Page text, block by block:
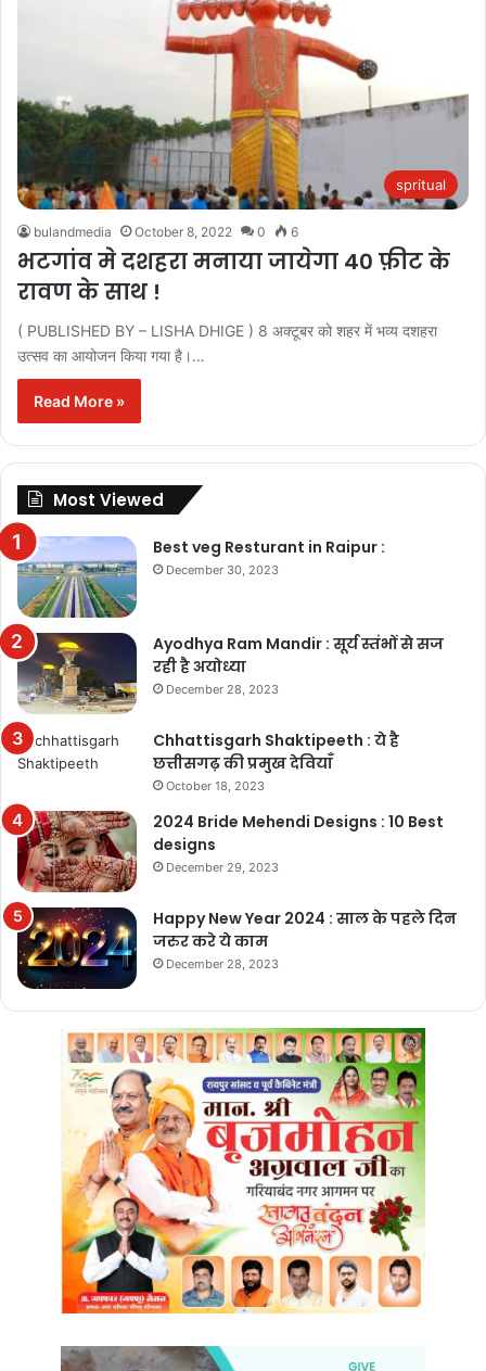
spritual
bulandmedia October 8, 2022 0 6
भटगांव मे दशहरा मनाया जायेगा 40 फ़ीट के
रावण के साथ !
( PUBLISHED BY – LISHA DHIGE ) 8 अक्टूबर को शहर में भव्य दशहरा
उत्सव का आयोजन किया गया है।…
Read More »
Most Viewed
Best veg Resturant in Raipur :
December 30, 2023
Ayodhya Ram Mandir : सूर्य स्तंभों से सज
रही है अयोध्या
December 28, 2023
Chhattisgarh Shaktipeeth : ये है
छत्तीसगढ़ की प्रमुख देवियाँ
October 18, 2023
2024 Bride Mehendi Designs : 10 Best
designs
December 29, 2023
Happy New Year 2024 : साल के पहले दिन
जरुर करे ये काम
December 28, 2023